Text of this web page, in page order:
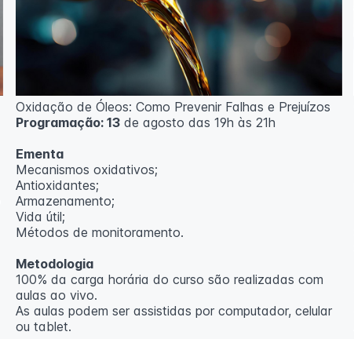
Oxidação de Óleos: Como Prevenir Falhas e Prejuízos
Programação: 13de agosto das 19h às 21h
Ementa
Mecanismos oxidativos;
Antioxidantes;
Armazenamento;
Vida útil;
Métodos de monitoramento.
Metodologia
100% da carga horária do curso são realizadas com
aulas ao vivo.
As aulas podem ser assistidas por computador, celular
ou tablet.